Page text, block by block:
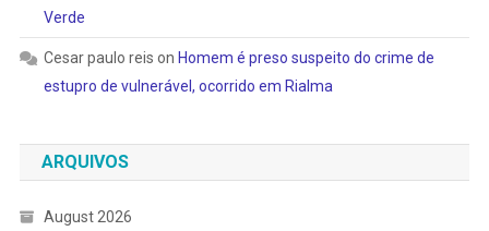
Verde
Cesar paulo reis on Homem é preso suspeito do crime de
estupro de vulnerável, ocorrido em Rialma
ARQUIVOS
August 2026